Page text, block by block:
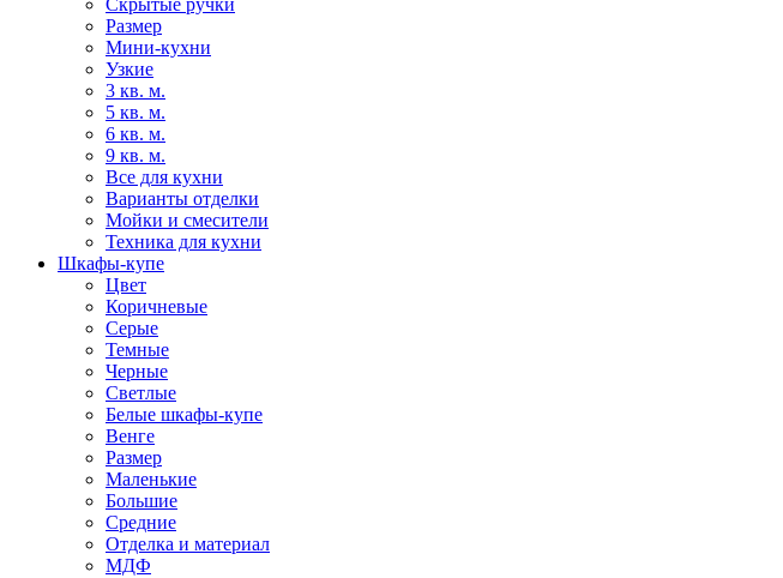
Скрытые ручки
Размер
Мини-кухни
Узкие
3 кв. м.
5 кв. м.
6 кв. м.
9 кв. м.
Все для кухни
Варианты отделки
Мойки и смесители
Техника для кухни
Шкафы-купе
Цвет
Коричневые
Серые
Темные
Черные
Светлые
Белые шкафы-купе
Венге
Размер
Маленькие
Большие
Средние
Отделка и материал
МДФ